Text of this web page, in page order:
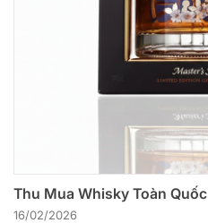
Thu Mua Whisky Toàn Quốc
16/02/2026